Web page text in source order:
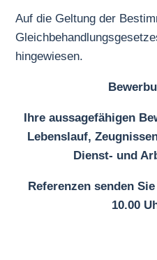
Auf die Geltung der
hingewiesen.
Ihre aussagefähigen
Lebenslauf,
Dienst- und
Referenzen senden
10.00